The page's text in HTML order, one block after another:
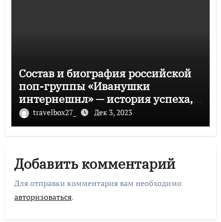
Состав и биография российской
поп-группы «Иванушки
интернешнл» — история успеха,
музыка и судьбы участников
travelbox27_ Дек 3, 2023
Добавить комментарий
Для отправки комментария вам необходимо
авторизоваться.